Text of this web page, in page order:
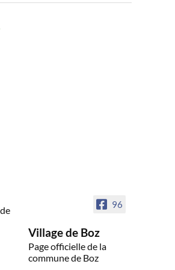
96
Village de Boz
Page officielle de la
commune de Boz